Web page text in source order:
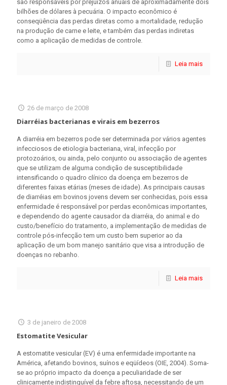
são responsáveis por prejuízos anuais de aproximadamente dois
bilhões de dólares à pecuária. O impacto econômico é
conseqüência das perdas diretas como a mortalidade, redução
na produção de carne e leite, e também das perdas indiretas
como a aplicação de medidas de controle.
Leia mais
26 de março de 2008
Diarréias bacterianas e virais em bezerros
A diarréia em bezerros pode ser determinada por vários agentes
infecciosos de etiologia bacteriana, viral, infecção por
protozoários, ou ainda, pelo conjunto ou associação de agentes
que se utilizam de alguma condição de susceptibilidade
intensificando o quadro clínico da doença em bezerros de
diferentes faixas etárias (meses de idade). As principais causas
de diarréias em bovinos jovens devem ser conhecidas, pois essa
enfermidade é responsável por perdas econômicas importantes,
e dependendo do agente causador da diarréia, do animal e do
custo/benefício do tratamento, a implementação de medidas de
controle pós-infecção tem um custo bem superior ao da
aplicação de um bom manejo sanitário que visa a introdução de
doenças no rebanho.
Leia mais
3 de janeiro de 2008
Estomatite Vesicular
A estomatite vesicular (EV) é uma enfermidade importante na
América, afetando bovinos, suínos e eqüídeos (OIE, 2004). Soma-
se ao próprio impacto da doença a peculiaridade de ser
clinicamente indistinguível da febre aftosa, necessitando de um